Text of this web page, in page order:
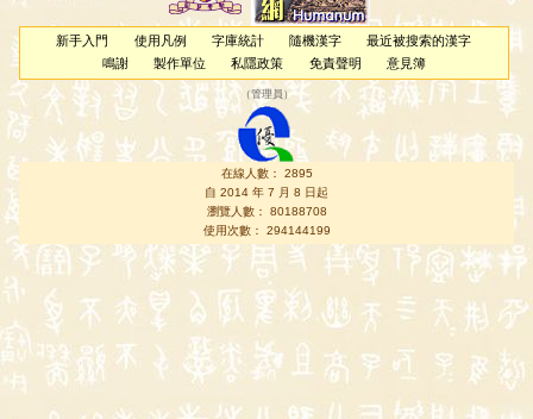
新手入門 使用凡例 字庫統計 隨機漢字
最近被搜索的漢字
鳴謝
製作單位 私隱政策 免責聲明 意見簿
（管理員 ）
在線人數： 2895
自 2014 年 7 月 8 日起
瀏覽人數： 80188708
使用次數： 294144199